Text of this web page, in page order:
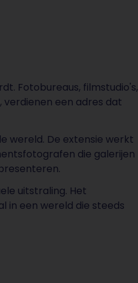
Fotobureaus, filmstudio's,
een adres dat
wereld. De extensie werkt
die galerijen
uitstraling. Het
in een wereld die steeds